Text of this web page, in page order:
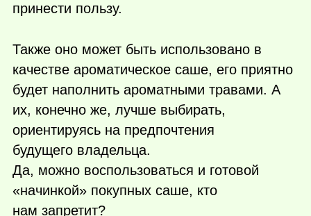
принести пользу.
Также оно может быть использовано в
качестве ароматическое саше, его приятно
будет наполнить ароматными травами. А
их, конечно же, лучше выбирать,
ориентируясь на предпочтения
будущего владельца.
Да, можно воспользоваться и готовой
«начинкой» покупных саше, кто
нам запретит?